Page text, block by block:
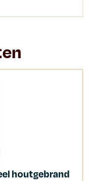
houtgebrand